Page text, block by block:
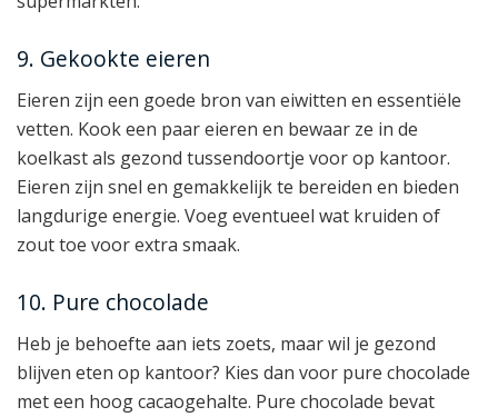
9. Gekookte eieren
Eieren zijn een goede bron van eiwitten en essentiële
vetten. Kook een paar eieren en bewaar ze in de
koelkast als gezond tussendoortje voor op kantoor.
Eieren zijn snel en gemakkelijk te bereiden en bieden
langdurige energie. Voeg eventueel wat kruiden of
zout toe voor extra smaak.
10. Pure chocolade
Heb je behoefte aan iets zoets, maar wil je gezond
blijven eten op kantoor? Kies dan voor pure chocolade
met een hoog cacaogehalte. Pure chocolade bevat